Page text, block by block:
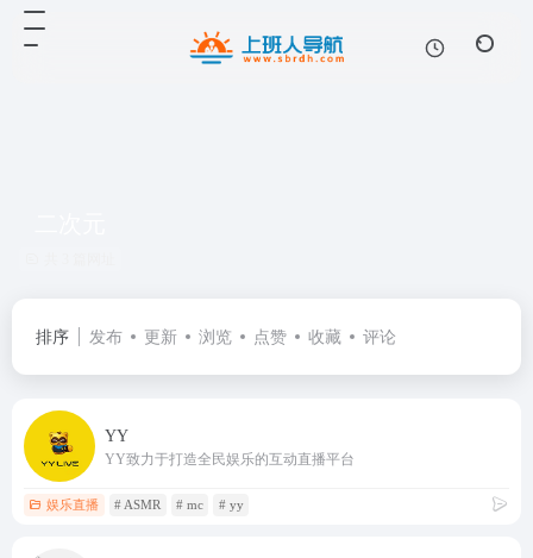
排序 发布 更新 浏览 点赞 收藏 评论
YY
YY致力于打造全民娱乐的互动直播平台
娱乐直播 # ASMR # mc # yy